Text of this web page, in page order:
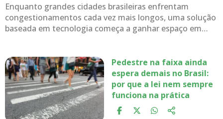
Enquanto grandes cidades brasileiras enfrentam
congestionamentos cada vez mais longos, uma solução
baseada em tecnologia começa a ganhar espaço em…
Pedestre na faixa ainda
espera demais no Brasil:
por que a lei nem sempre
funciona na prática